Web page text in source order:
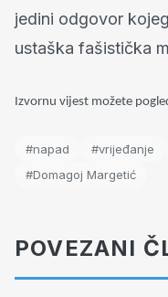
jedini odgovor
ustaška fašistička
Izvornu vijest možete
#napad #vrijeđanje
#Domagoj Margetić
POVEZANI